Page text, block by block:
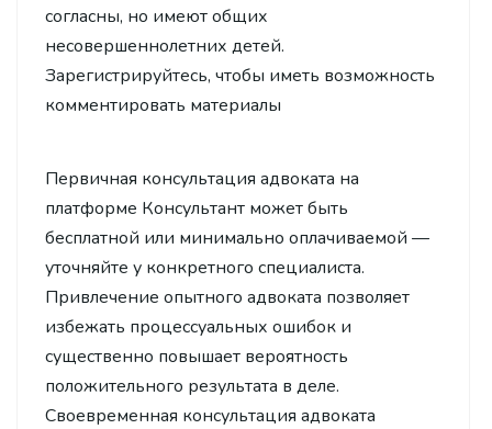
согласны, но имеют общих
несовершеннолетних детей.
Зарегистрируйтесь, чтобы иметь возможность
комментировать материалы
Первичная консультация адвоката на
платформе Консультант может быть
бесплатной или минимально оплачиваемой —
уточняйте у конкретного специалиста.
Привлечение опытного адвоката позволяет
избежать процессуальных ошибок и
существенно повышает вероятность
положительного результата в деле.
Своевременная консультация адвоката